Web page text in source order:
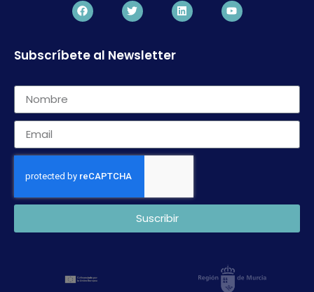
Subscríbete al Newsletter
Suscribir